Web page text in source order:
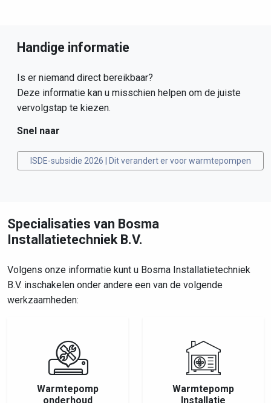
Handige informatie
Is er niemand direct bereikbaar?
Deze informatie kan u misschien helpen om de juiste
vervolgstap te kiezen.
Snel naar
ISDE-subsidie 2026 | Dit verandert er voor warmtepompen
Specialisaties van Bosma
Installatietechniek B.V.
Volgens onze informatie kunt u Bosma Installatietechniek
B.V. inschakelen onder andere een van de volgende
werkzaamheden:
Warmtepomp
onderhoud
Warmtepomp
Installatie